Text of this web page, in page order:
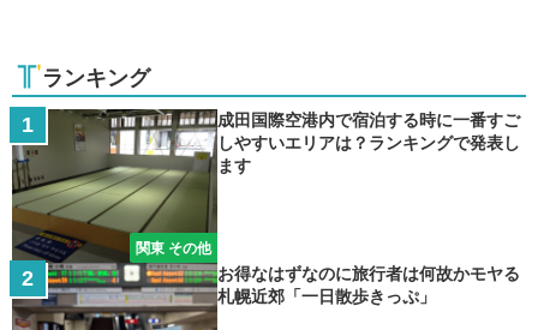
ランキング
関東 その他
成田国際空港内で宿泊する時に一番すご
しやすいエリアは？ランキングで発表し
ます
お得なはずなのに旅行者は何故かモヤる
札幌近郊「一日散歩きっぷ」